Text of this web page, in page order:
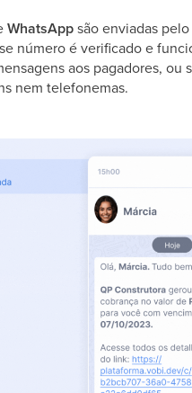
WhatsAppsão enviadas
número é verificado e
aos pagadores, ou
nem telefonemas.